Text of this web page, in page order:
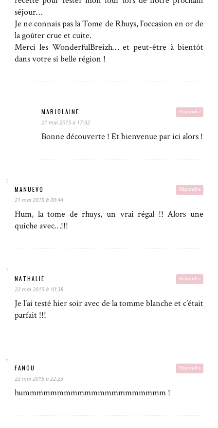
séjour…
Je ne connais pas la Tome de Rhuys, l’occasion en or de
la goûter crue et cuite.
Merci les WonderfulBreizh… et peut-être à bientôt
dans votre si belle région !
Répondre
MARJOLAINE
21 mai 2015 à 17:32
Bonne découverte ! Et bienvenue par ici alors !
Répondre
MANUEVO
21 mai 2015 à 20:44
Hum, la tome de rhuys, un vrai régal !! Alors une
quiche avec…!!!
Répondre
NATHALIE
22 mai 2015 à 10:38
Je l’ai testé hier soir avec de la tomme blanche et c’était
parfait !!!
Répondre
FANOU
22 mai 2015 à 22:23
hummmmmmmmmmmmmmmmmmmmm !